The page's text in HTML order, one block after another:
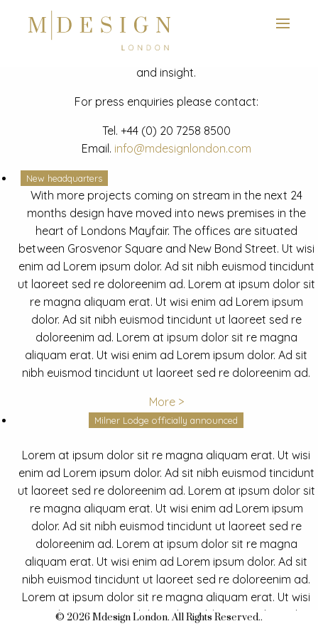
News
Latest mdesign development project and advisory news
and insight.
For press enquiries please contact:
Tel. +44 (0) 20 7258 8500
Email. info@mdesignlondon.com
New headquarters
With more projects coming on stream in the next 24
months design have moved into news premises in the
heart of Londons Mayfair. The offices are situated
between Grosvenor Square and New Bond Street. Ut wisi
enim ad Lorem ipsum dolor. Ad sit nibh euismod tincidunt
ut laoreet sed re doloreenim ad. Lorem at ipsum dolor sit
re magna aliquam erat. Ut wisi enim ad Lorem ipsum
dolor. Ad sit nibh euismod tincidunt ut laoreet sed re
doloreenim ad. Lorem at ipsum dolor sit re magna
aliquam erat. Ut wisi enim ad Lorem ipsum dolor. Ad sit
nibh euismod tincidunt ut laoreet sed re doloreenim ad.
More >
Milner Lodge officially announced
Lorem at ipsum dolor sit re magna aliquam erat. Ut wisi
enim ad Lorem ipsum dolor. Ad sit nibh euismod tincidunt
ut laoreet sed re doloreenim ad. Lorem at ipsum dolor sit
re magna aliquam erat. Ut wisi enim ad Lorem ipsum
dolor. Ad sit nibh euismod tincidunt ut laoreet sed re
doloreenim ad. Lorem at ipsum dolor sit re magna
aliquam erat. Ut wisi enim ad Lorem ipsum dolor. Ad sit
nibh euismod tincidunt ut laoreet sed re doloreenim ad.
Lorem at ipsum dolor sit re magna aliquam erat. Ut wisi
enim ad Lorem ipsum dolor. Ad sit nibh euismod tincidunt
© 2026 Mdesign London. All Rights Reserved..